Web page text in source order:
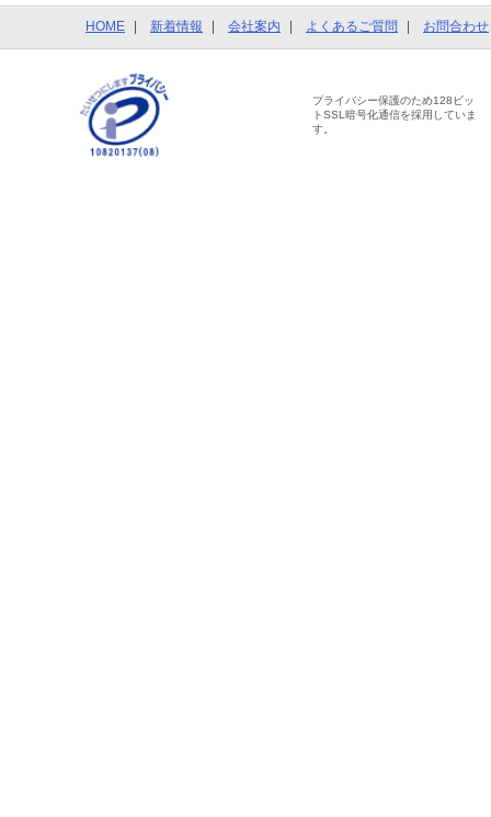
HOME 新着情報 会社案内 よくあるご質問 お問合わせ
プライバシー保護のため128ビッ
トSSL暗号化通信を採用していま
す。